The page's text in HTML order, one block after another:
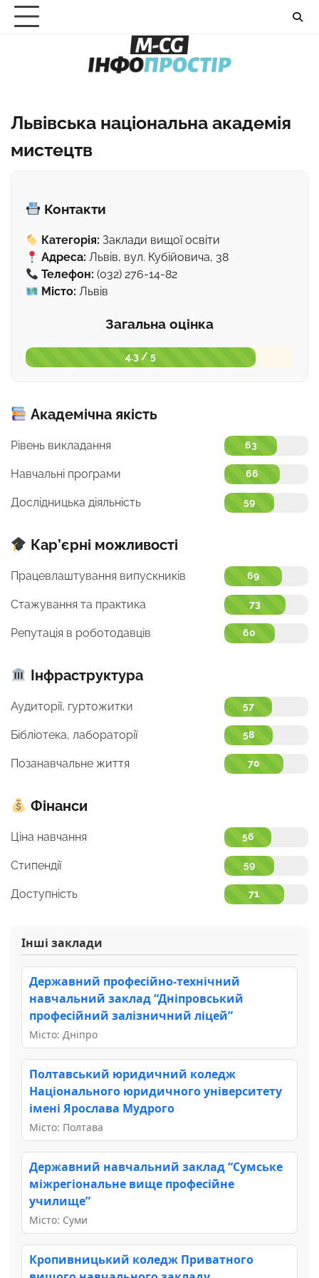
Перейти
Львівська національна академія
мистецтв
Контакти
Категорія: Заклади вищої освіти
Адреса: Львів, вул. Кубійовича, 38
Телефон: (032) 276-14-82
Місто: Львів
Загальна оцінка
4.3 / 5
Академічна якість
Рівень викладання 63
Навчальні програми 66
Дослідницька діяльність 59
Кар’єрні можливості
Працевлаштування випускників 69
Стажування та практика 73
Репутація в роботодавців 60
Інфраструктура
Аудиторії, гуртожитки 57
Бібліотека, лабораторії 58
Позанавчальне життя 70
Фінанси
Ціна навчання 56
Стипендії 59
Доступність 71
Інші заклади
Державний професійно-технічний
навчальний заклад “Дніпровський
професійний залізничний ліцей”
Місто: Дніпро
Полтавський юридичний коледж
Національного юридичного університету
імені Ярослава Мудрого
Місто: Полтава
Державний навчальний заклад “Сумське
міжрегіональне вище професійне
училище”
Місто: Суми
Кропивницький коледж Приватного